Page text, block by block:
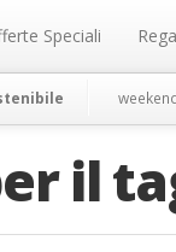
Speciali
il